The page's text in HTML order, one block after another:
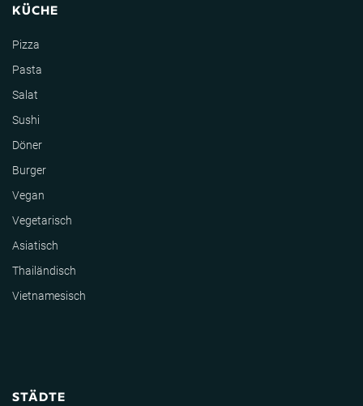
KÜCHE
Pizza
Pasta
Salat
Sushi
Döner
Burger
Vegan
Vegetarisch
Asiatisch
Thailändisch
Vietnamesisch
STÄDTE